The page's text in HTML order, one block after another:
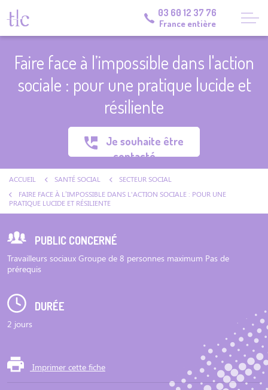
03 60 12 37 76
France entière
Faire face à l’impossible dans l'action
sociale : pour une pratique lucide et
résiliente
Je souhaite être
contacté
ACCUEIL SANTÉ SOCIAL
SECTEUR SOCIAL
FAIRE FACE À L’IMPOSSIBLE DANS L'ACTION SOCIALE : POUR UNE
PRATIQUE LUCIDE ET RÉSILIENTE
PUBLIC CONCERNÉ
Travailleurs sociaux Groupe de 8 personnes maximum Pas de
prérequis
DURÉE
2 jours
Imprimer cette fiche